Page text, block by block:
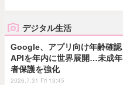
デジタル生活
Google、アプリ向け年齢確認
APIを年内に世界展開…未成年
者保護を強化
2026.7.31 Fri 13:45